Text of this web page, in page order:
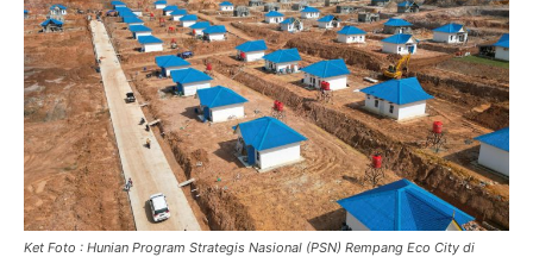
Ket Foto : Hunian Program Strategis Nasional (PSN) Rempang Eco City di